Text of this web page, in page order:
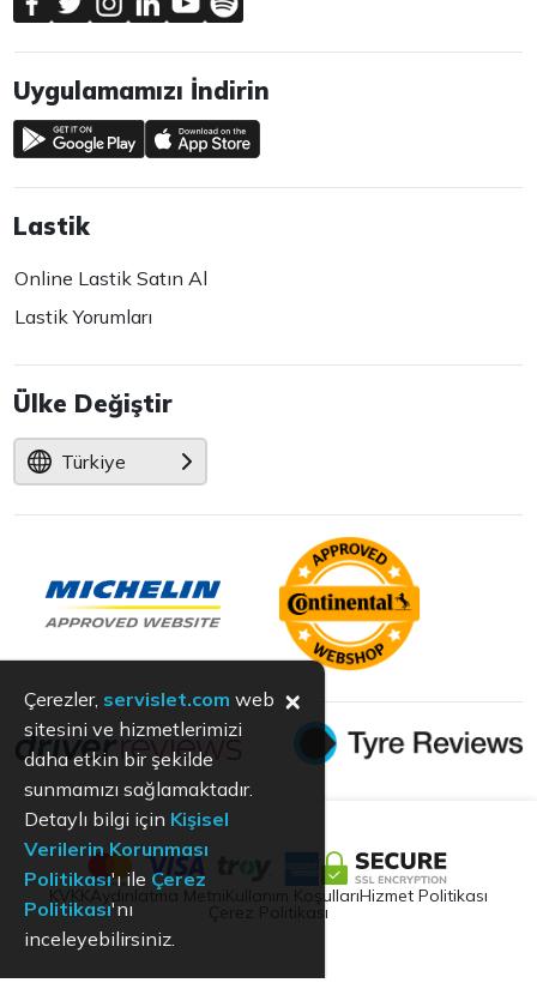
Uygulamamızı İndirin
Lastik
Online Lastik Satın Al
Lastik Yorumları
Ülke Değiştir
Türkiye
Aydınlatma Metni Kullanım KoşullarıHizmet Politikası
Çerez Politikası
Çerezler, servislet.com web
sitesini ve hizmetlerimizi
daha etkin bir şekilde
sunmamızı sağlamaktadır.
Detaylı bilgi için Kişisel
Verilerin Korunması
Politikası'ı ile Çerez
Politikası'nı
inceleyebilirsiniz.
×